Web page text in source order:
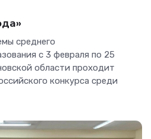
среднего
с 3 февраля по 25
области проходит
конкурса среди